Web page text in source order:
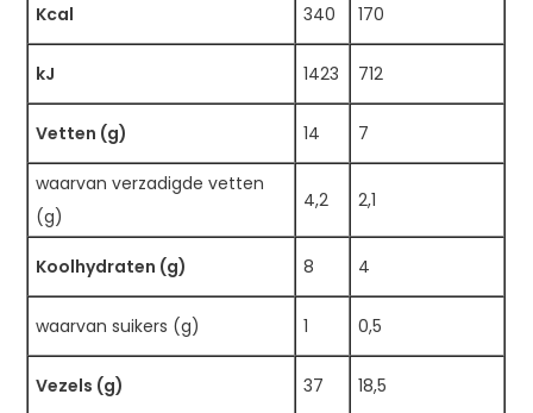
Kcal 340 170
kJ 1423 712
Vetten (g) 14 7
waarvan verzadigde vetten
(g)
4,2 2,1
Koolhydraten (g) 8 4
waarvan suikers (g) 1 0,5
Vezels (g) 37 18,5